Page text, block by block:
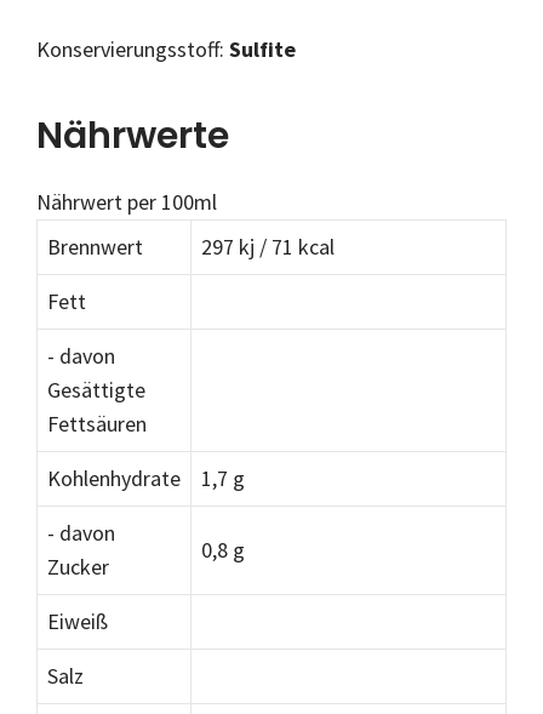
Konservierungsstoff: Sulfite
Nährwerte
Nährwert per 100ml
Brennwert
297 kj / 71 kcal
Fett
- davon
Gesättigte
Fettsäuren
Kohlenhydrate
1,7 g
- davon
Zucker
0,8 g
Eiweiß
Salz